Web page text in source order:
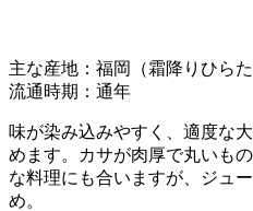
主な産地：福岡（霜降りひらた
流通時期：通年
味が染み込みやすく、適度な
めます。カサが肉厚で丸いも
な料理にも合いますが、ジュ
め。